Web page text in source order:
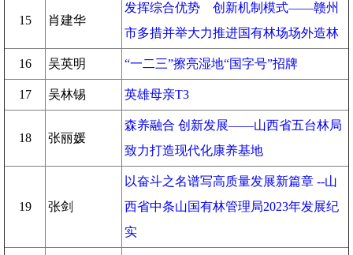
15 肖建华
发挥综合优势 创新机制模式——赣州
市多措并举大力推进国有林场场外造林
16 吴英明 “一二三”擦亮湿地“国字号”招牌
17 吴林锡 英雄母亲T3
18 张丽媛
森养融合 创新发展——山西省五台林局
致力打造现代化康养基地
19 张剑
以奋斗之名谱写高质量发展新篇章 --山
西省中条山国有林管理局2023年发展纪
实